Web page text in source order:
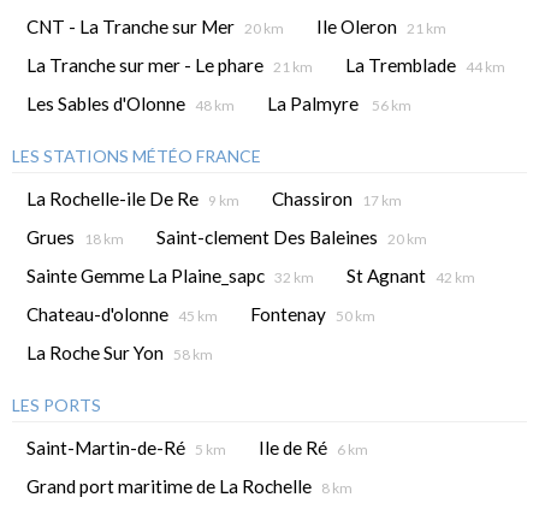
CNT - La Tranche sur Mer 20 km Ile Oleron 21 km
La Tranche sur mer - Le phare 21 km La Tremblade 44 km
Les Sables d'Olonne 48 km La Palmyre 56 km
LES STATIONS MÉTÉO FRANCE
La Rochelle-ile De Re 9 km Chassiron 17 km
Grues 18 km Saint-clement Des Baleines 20 km
Sainte Gemme La Plaine_sapc 32 km St Agnant 42 km
Chateau-d'olonne 45 km Fontenay 50 km
La Roche Sur Yon 58 km
LES PORTS
Saint-Martin-de-Ré 5 km Ile de Ré 6 km
Grand port maritime de La Rochelle 8 km